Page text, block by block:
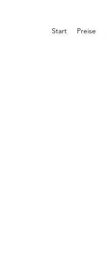
Start Preise